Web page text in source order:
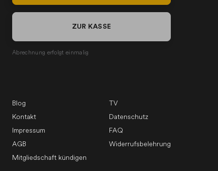
ZUR KASSE
Abrechnung erfolgt einmalig
Blog
TV
Kontakt
Datenschutz
Impressum
FAQ
AGB
Widerrufsbelehrung
Mitgliedschaft kündigen